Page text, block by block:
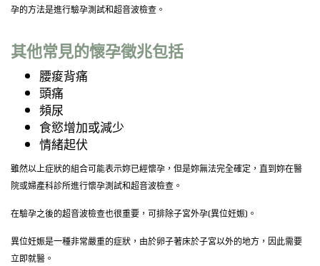
孕的方法是進行驗孕測試和超音波檢查。
其他常見的懷孕徵兆包括
腰痠背痛
頭痛
頻尿
食慾增加或減少
情緒起伏
雖然以上症狀的組合可能表示妳已經懷孕，但是妳無法完全確定，直到妳在醫
院或婦產科診所進行懷孕測試和超音波檢查。
在驗孕之後的超音波檢查也很重要，可排除子宮外孕(異位妊娠)。
異位妊娠是一種非常嚴重的症狀，由於卵子著床於子宮以外的地方，因此需要
立即就醫。